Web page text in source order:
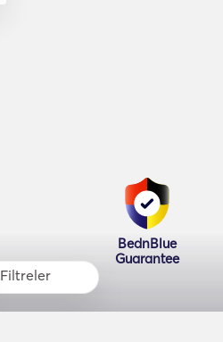
Filtreler
BednBlue
Guarantee